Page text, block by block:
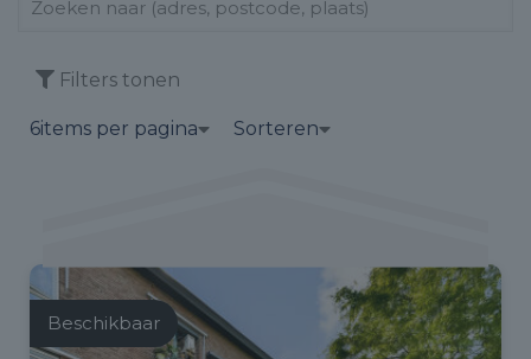
Filters tonen
6items per pagina Sorteren
Beschikbaar